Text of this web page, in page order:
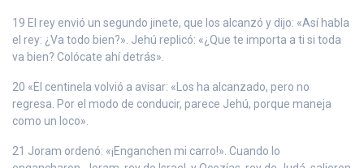
19 El rey envió un segundo jinete, que los alcanzó y dijo: «Así habla
el rey: ¿Va todo bien?». Jehú replicó: «¿Que te importa a ti si toda
va bien? Colócate ahí detrás».
20 «El centinela volvió a avisar: «Los ha alcanzado, pero no
regresa. Por el modo de conducir, parece Jehú, porque maneja
como un loco».
21 Joram ordenó: «¡Enganchen mi carro!». Cuando lo